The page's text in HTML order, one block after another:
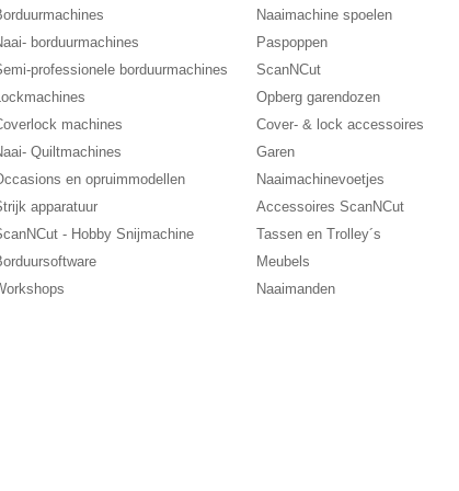
borduurmachines
professionele borduurmachines
machines
Quiltmachines
en opruimmodellen
apparatuur
- Hobby Snijmachine
Naaimachine spoelen
Paspoppen
ScanNCut
Opberg garendozen
Cover- & lock accessoires
Garen
Naaimachinevoetjes
Accessoires ScanNCut
Tassen en Trolley´s
Meubels
Naaimanden